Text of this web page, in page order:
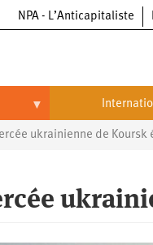
NPA - L’Anticapitaliste
International
Chine
États-
ukrainienne de Koursk